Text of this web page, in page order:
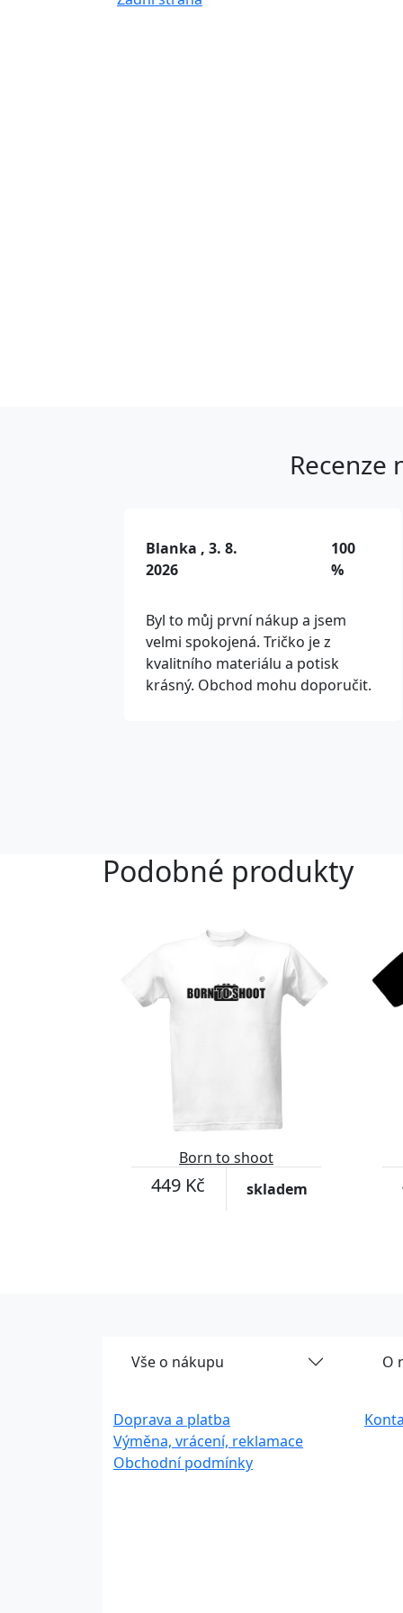
Recenze
Blanka , 3. 8.
2026
100
%
Byl to můj první nákup a jsem
velmi spokojená. Tričko je z
kvalitního materiálu a potisk
krásný. Obchod mohu doporučit.
Podobné produkty
Born to shoot
449 Kč skladem
Vše o nákupu
Doprava a platba
Výměna, vrácení, reklamace
Obchodní podmínky
O